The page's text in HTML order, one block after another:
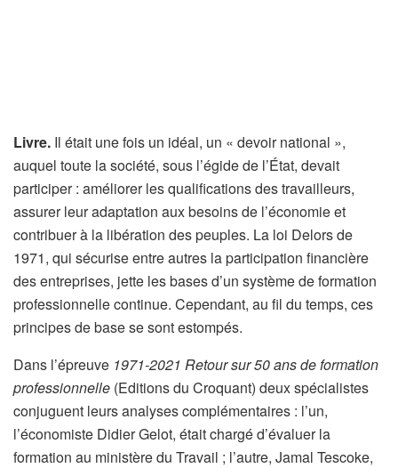
Livre. Il était une fois un idéal, un « devoir national »,
auquel toute la société, sous l’égide de l’État, devait
participer : améliorer les qualifications des travailleurs,
assurer leur adaptation aux besoins de l’économie et
contribuer à la libération des peuples. La loi Delors de
1971, qui sécurise entre autres la participation financière
des entreprises, jette les bases d’un système de formation
professionnelle continue. Cependant, au fil du temps, ces
principes de base se sont estompés.
Dans l’épreuve 1971-2021 Retour sur 50 ans de formation
professionnelle (Editions du Croquant) deux spécialistes
conjuguent leurs analyses complémentaires : l’un,
l’économiste Didier Gelot, était chargé d’évaluer la
formation au ministère du Travail ; l’autre, Jamal Tescoke,